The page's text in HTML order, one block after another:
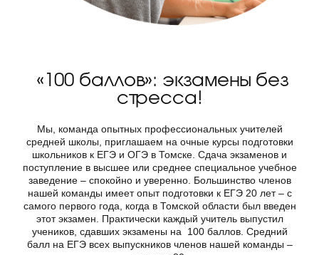
«100 баллов»: экзамены без
стресса!
Мы, команда опытных профессиональных учителей
средней школы, приглашаем на очные курсы подготовки
школьников к ЕГЭ и ОГЭ в Томске. Сдача экзаменов и
поступление в высшее или среднее специальное учебное
заведение – спокойно и уверенно. Большинство членов
нашей команды имеет опыт подготовки к ЕГЭ 20 лет – с
самого первого года, когда в Томской области был введен
этот экзамен. Практически каждый учитель выпустил
учеников, сдавших экзамены на 100 баллов. Средний
балл на ЕГЭ всех выпускников членов нашей команды –